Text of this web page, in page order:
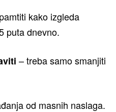
kako izgleda
puta dnevno.
– treba samo smanjiti
od masnih naslaga.